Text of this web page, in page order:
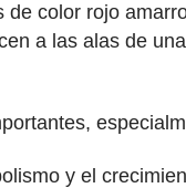
color rojo
a las alas de
y el